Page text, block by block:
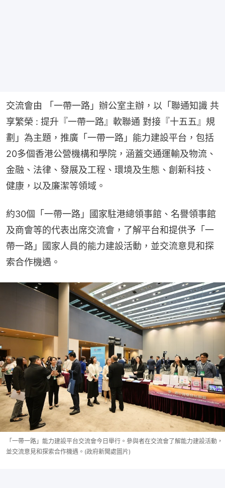
交流會由 「一帶一路」辦公室主辦，以「聯通知識 共
享繁榮 : 提升『一帶一路』軟聯通 對接『十五五』規
劃」為主題，推廣「一帶一路」能力建設平台，包括
20多個香港公營機構和學院，涵蓋交通運輸及物流、
金融、法律、發展及工程、環境及生態、創新科技、
健康，以及廉潔等領域。
約30個「一帶一路」國家駐港總領事館、名譽領事館
及商會等的代表出席交流會，了解平台和提供予「一
帶一路」國家人員的能力建設活動，並交流意見和探
索合作機遇。
「一帶一路」能力建設平台交流會今日舉行。參與者在交流會了解能力建設活動，
並交流意見和探索合作機遇。(政府新聞處圖片)